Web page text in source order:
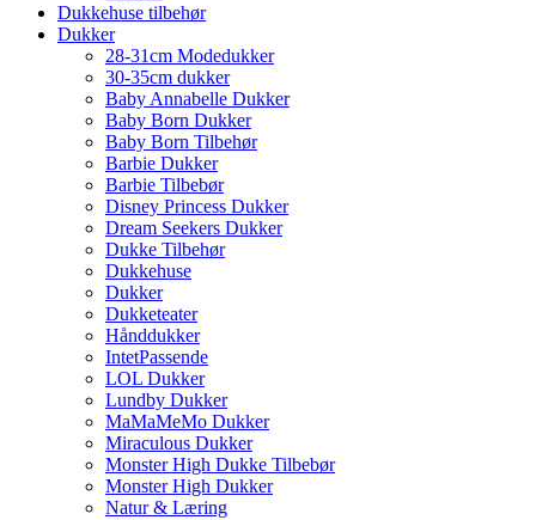
Dukkehuse tilbehør
Dukker
28-31cm Modedukker
30-35cm dukker
Baby Annabelle Dukker
Baby Born Dukker
Baby Born Tilbehør
Barbie Dukker
Barbie Tilbebør
Disney Princess Dukker
Dream Seekers Dukker
Dukke Tilbehør
Dukkehuse
Dukker
Dukketeater
Hånddukker
IntetPassende
LOL Dukker
Lundby Dukker
MaMaMeMo Dukker
Miraculous Dukker
Monster High Dukke Tilbebør
Monster High Dukker
Natur & Læring